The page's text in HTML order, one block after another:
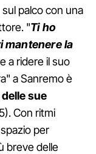
palco con una
"Ti ho
mantenere la
a ridere il suo
a Sanremo è
sue
Con ritmi
per
breve delle